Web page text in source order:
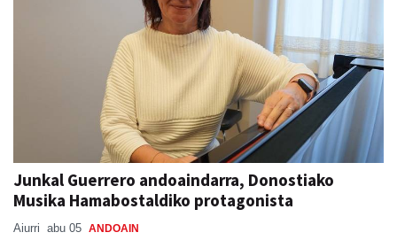
Junkal Guerrero andoaindarra, Donostiako
Musika Hamabostaldiko protagonista
Aiurri abu 05 ANDOAIN